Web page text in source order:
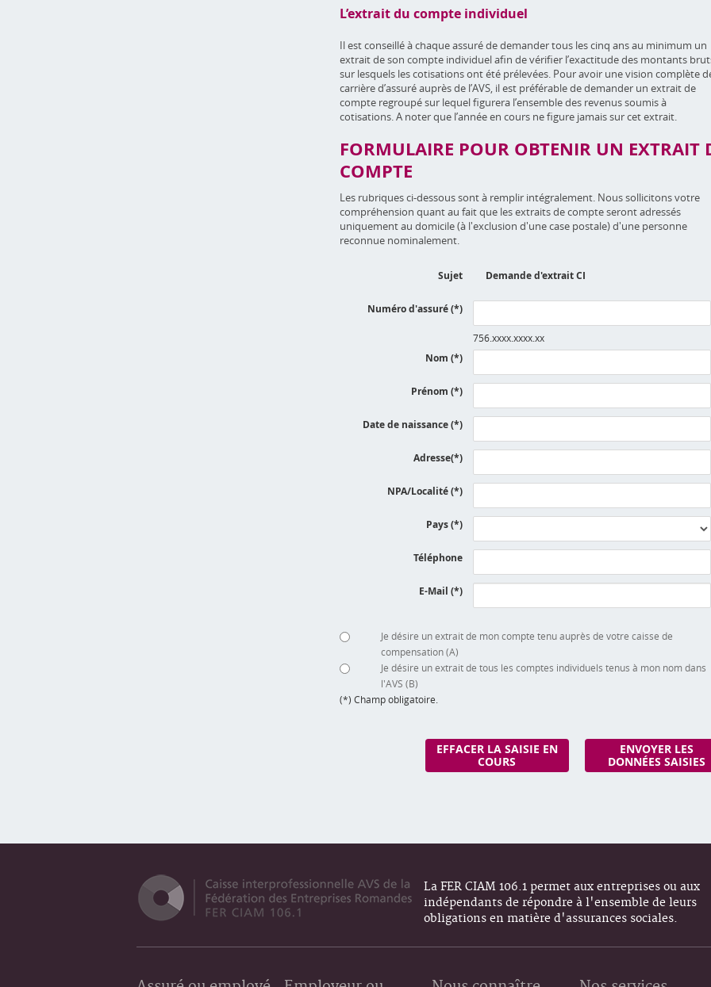
L’extrait du compte individuel
Il est conseillé à chaque assuré de demander tous les cinq ans au minimum un
extrait de son compte individuel afin de vérifier l’exactitude des montants
sur lesquels les cotisations ont été prélevées. Pour avoir une vision complète
carrière d’assuré auprès de l’AVS, il est préférable de demander un extrait de
compte regroupé sur lequel figurera l’ensemble des revenus soumis à
cotisations. A noter que l’année en cours ne figure jamais sur cet extrait.
FORMULAIRE POUR OBTENIR UN EXTRAIT
COMPTE
Les rubriques ci-dessous sont à remplir intégralement. Nous sollicitons votre
compréhension quant au fait que les extraits de compte seront adressés
uniquement au domicile (à l'exclusion d'une case postale) d'une personne
reconnue nominalement.
Sujet Demande d'extrait CI
Numéro d'assuré (*)
756.xxxx.xxxx.xx
Nom (*)
Prénom (*)
Date de naissance (*)
Adresse(*)
NPA/Localité (*)
Pays (*)
Téléphone
E-Mail (*)
Je désire un extrait de mon compte tenu auprès de votre caisse de
compensation (A)
Je désire un extrait de tous les comptes individuels tenus à mon nom dans
l'AVS (B)
(*) Champ obligatoire.
La FER CIAM 106.1 permet aux entreprises ou aux
indépendants de répondre à l'ensemble de leurs
obligations en matière d'assurances sociales.